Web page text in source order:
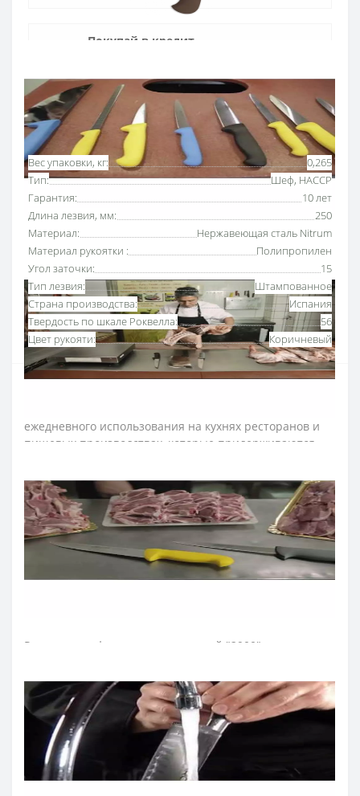
Основные характеристики Все характеристики
Вес упаковки, кг:
0,265
Тип:
Шеф, HACCP
Гарантия:
10 лет
Длина лезвия, мм:
250
Материал:
Нержавеющая сталь Nitrum
Материал рукоятки :
Полипропилен
Угол заточки:
15
Тип лезвия:
Штампованное
Страна производства:
Испания
Твердость по шкале Роквелла:
56
Цвет рукояти:
Коричневый
Покупай в кредит
ежедневного использования на кухнях ресторанов и
пищевых производствах, которые придерживаются
Лезвие поварского ножа изготовили из эксклюзивной
нержавеющей стали NITRUM, которая имеет
сверхвысокую режущую способность, повышенную
твердость и коррозиестойкость. В результате лезвие
поварского ножа долго не тупится, не ржавеет, поэтому
Рукоятка профессиональных ножей "2900" идеальна
эргономичной форме с утолщением посредине.
Комфортный захват рукоятки не перегружает кисть
руки в течение длительной работы. Рукоятку
изготовили из антискользящего полипропилена, он
устойчив к кислотам, хлору, моющим средствам и
высоким температурам. Выступ, размещенный на
конце рукоятки ножа серии «2900», предотвращает